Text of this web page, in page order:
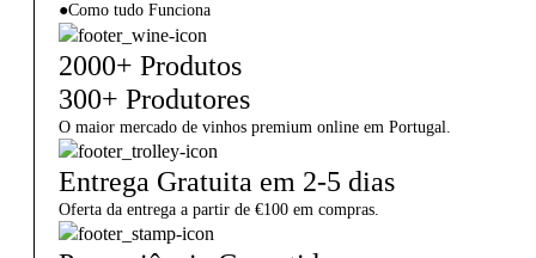
●Como tudo Funciona
2000+ Produtos
300+ Produtores
O maior mercado de vinhos premium online em Portugal.
Entrega Gratuita em 2-5 dias
Oferta da entrega a partir de €100 em compras.